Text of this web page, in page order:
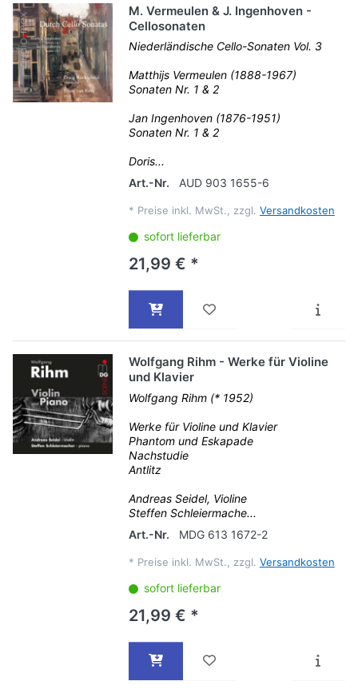
M. Vermeulen & J. Ingenhoven -
Cellosonaten
Niederländische Cello-Sonaten Vol. 3
Matthijs Vermeulen (1888-1967)
Sonaten Nr. 1 & 2
Jan Ingenhoven (1876-1951)
Sonaten Nr. 1 & 2
Doris...
Art.-Nr.
AUD 903 1655-6
* Preise inkl. MwSt., zzgl. Versandkosten
sofort lieferbar
21,99 € *
Wolfgang Rihm - Werke für Violine
und Klavier
Wolfgang Rihm (* 1952)
Werke für Violine und Klavier
Phantom und Eskapade
Nachstudie
Antlitz
Andreas Seidel, Violine
Steffen Schleiermache...
Art.-Nr.
MDG 613 1672-2
* Preise inkl. MwSt., zzgl. Versandkosten
sofort lieferbar
21,99 € *